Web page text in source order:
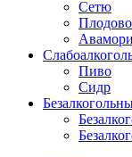
Сетю
Авамори
Пиво
Сидр